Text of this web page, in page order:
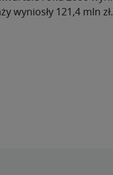
wyniosły 121,4 mln zł.